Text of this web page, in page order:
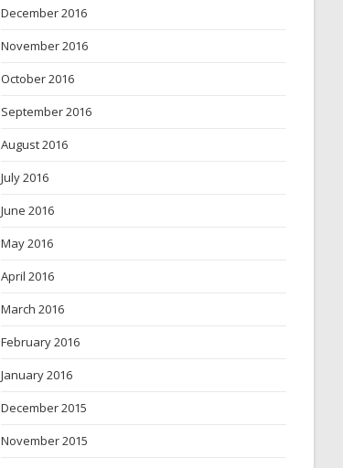
December 2016
November 2016
October 2016
September 2016
August 2016
July 2016
June 2016
May 2016
April 2016
March 2016
February 2016
January 2016
December 2015
November 2015